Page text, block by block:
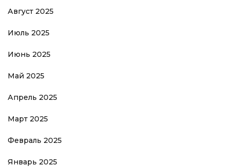
Август 2025
Июль 2025
Июнь 2025
Май 2025
Апрель 2025
Март 2025
Февраль 2025
Январь 2025